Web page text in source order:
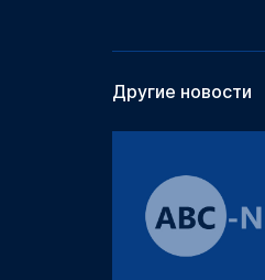
Другие новости